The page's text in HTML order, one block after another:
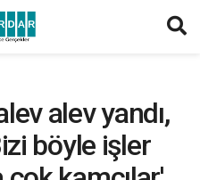
alev yandı,
böyle işler